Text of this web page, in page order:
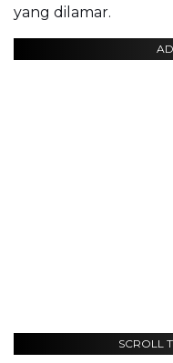
yang dilamar.
SCROLL